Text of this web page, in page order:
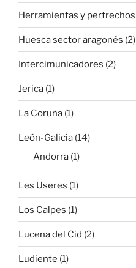
Herramientas y pertrechos
Huesca sector aragonés (2)
Intercimunicadores (2)
Jerica (1)
La Coruña (1)
León-Galicia (14)
Andorra (1)
Les Useres (1)
Los Calpes (1)
Lucena del Cid (2)
Ludiente (1)